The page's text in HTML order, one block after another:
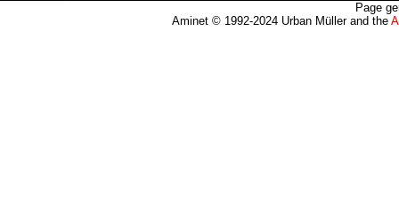
Page
Aminet © 1992-2024 Urban Müller and the